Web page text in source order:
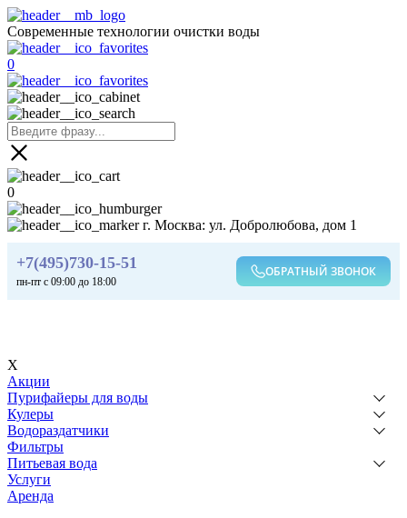
Современные технологии очистки воды
0
0
г. Москва: ул. Добролюбова, дом 1
+7(495)730-15-51
пн-пт с 09:00 до 18:00
ОБРАТНЫЙ ЗВОНОК
X
Акции
Пурифайеры для воды
Кулеры
Водораздатчики
Фильтры
Питьевая вода
Услуги
Аренда